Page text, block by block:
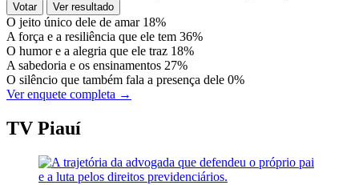
Votar Ver resultado
O jeito único dele de amar 18%
A força e a resiliência que ele tem 36%
O humor e a alegria que ele traz 18%
A sabedoria e os ensinamentos 27%
O silêncio que também fala a presença dele 0%
Ver enquete completa →
TV Piauí